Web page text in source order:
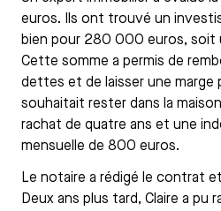
euros. Ils ont trouvé un
bien pour 280 000 euros, soit
Cette somme a permis de
dettes et de laisser une marge
souhaitait rester dans la
rachat de quatre ans et une
mensuelle de 800 euros.
Le notaire a rédigé le contrat
Deux ans plus tard, Claire a pu